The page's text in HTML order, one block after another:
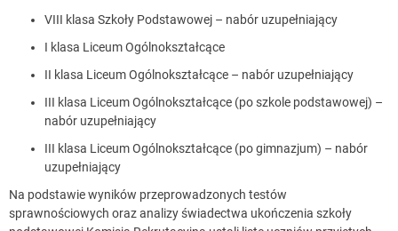
VIII klasa Szkoły Podstawowej – nabór uzupełniający
I klasa Liceum Ogólnokształcące
II klasa Liceum Ogólnokształcące – nabór uzupełniający
III klasa Liceum Ogólnokształcące (po szkole podstawowej) –
nabór uzupełniający
III klasa Liceum Ogólnokształcące (po gimnazjum) – nabór
uzupełniający
Na podstawie wyników przeprowadzonych testów
sprawnościowych oraz analizy świadectwa ukończenia szkoły